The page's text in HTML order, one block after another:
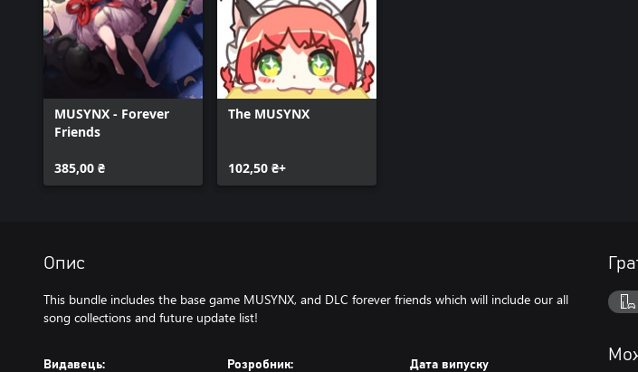
MUSYNX - Forever
Friends
385,00 ₴
The MUSYNX
102,50 ₴+
Опис
This bundle includes the base game MUSYNX, and DLC forever friends which will include our all
song collections and future update list!
Видавець: Розробник: Дата випуску